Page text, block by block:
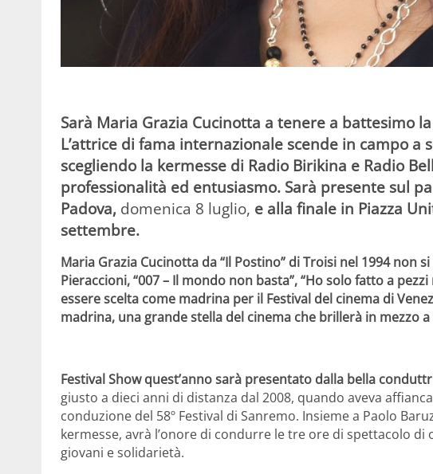
Sarà Maria Grazia Cucinotta a tenere a battesimo
L’attrice di fama internazionale scende in campo a
scegliendo la kermesse di Radio Birikina e Radio
professionalità ed entusiasmo. Sarà presente sul
Padova, domenica 8 luglio, e alla finale in Piazza
settembre.
Maria Grazia Cucinotta da “Il Postino” di Troisi nel 1994 non
Pieraccioni, “007 – Il mondo non basta”, “Ho solo fatto a
essere scelta come madrina per il Festival del cinema di
madrina, una grande stella del cinema che brillerà in mezzo
Festival Show quest’anno sarà presentato dalla bella
giusto a dieci anni di distanza dal 2008, quando aveva
conduzione del 58º Festival di Sanremo. Insieme a Paolo
kermesse, avrà l’onore di condurre le tre ore di spettacolo
giovani e solidarietà.